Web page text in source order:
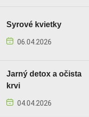
Syrové kvietky
06.04.2026
Jarný detox a očista
krvi
04.04.2026